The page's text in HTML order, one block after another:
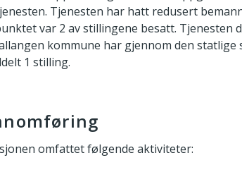
Tjenesten har hatt redusert
var 2 av stillingene besatt. Tjenesten
kommune har gjennom den
1 stilling.
omfattet følgende aktiviteter: